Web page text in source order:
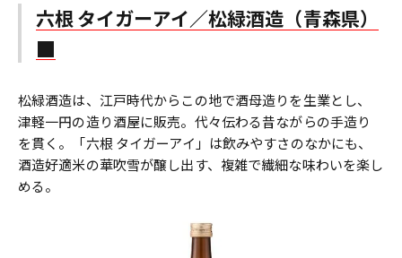
六根 タイガーアイ／松緑酒造（青森県）
松緑酒造は、江戸時代からこの地で酒母造りを生業とし、
津軽一円の造り酒屋に販売。代々伝わる昔ながらの手造り
を貫く。「六根 タイガーアイ」は飲みやすさのなかにも、
酒造好適米の華吹雪が醸し出す、複雑で繊細な味わいを楽し
める。